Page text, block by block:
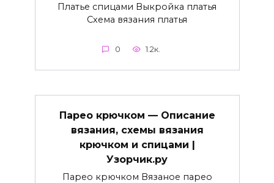
Платье спицами Выкройка платья
Схема вязания платья
0 1.2к.
Парео крючком — Описание
вязания, схемы вязания
крючком и спицами |
Узорчик.ру
Парео крючком Вязаное парео